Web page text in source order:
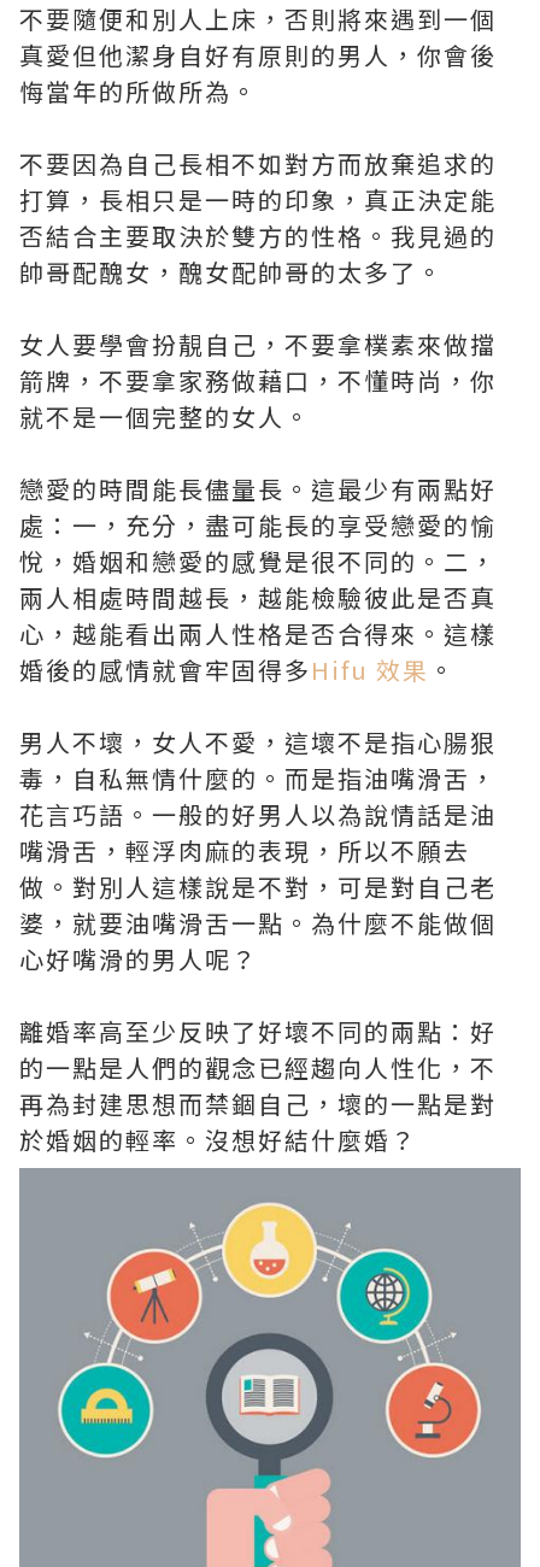
不要隨便和別人上床，否則將來遇到一個
真愛但他潔身自好有原則的男人，你會後
悔當年的所做所為。
不要因為自己長相不如對方而放棄追求的
打算，長相只是一時的印象，真正決定能
否結合主要取決於雙方的性格。我見過的
帥哥配醜女，醜女配帥哥的太多了。
女人要學會扮靚自己，不要拿樸素來做擋
箭牌，不要拿家務做藉口，不懂時尚，你
就不是一個完整的女人。
戀愛的時間能長儘量長。這最少有兩點好
處：一，充分，盡可能長的享受戀愛的愉
悅，婚姻和戀愛的感覺是很不同的。二，
兩人相處時間越長，越能檢驗彼此是否真
心，越能看出兩人性格是否合得來。這樣
婚後的感情就會牢固得多Hifu 效果 。
男人不壞，女人不愛，這壞不是指心腸狠
毒，自私無情什麼的。而是指油嘴滑舌，
花言巧語。一般的好男人以為說情話是油
嘴滑舌，輕浮肉麻的表現，所以不願去
做。對別人這樣說是不對，可是對自己老
婆，就要油嘴滑舌一點。為什麼不能做個
心好嘴滑的男人呢？
離婚率高至少反映了好壞不同的兩點：好
的一點是人們的觀念已經趨向人性化，不
再為封建思想而禁錮自己，壞的一點是對
於婚姻的輕率。沒想好結什麼婚？